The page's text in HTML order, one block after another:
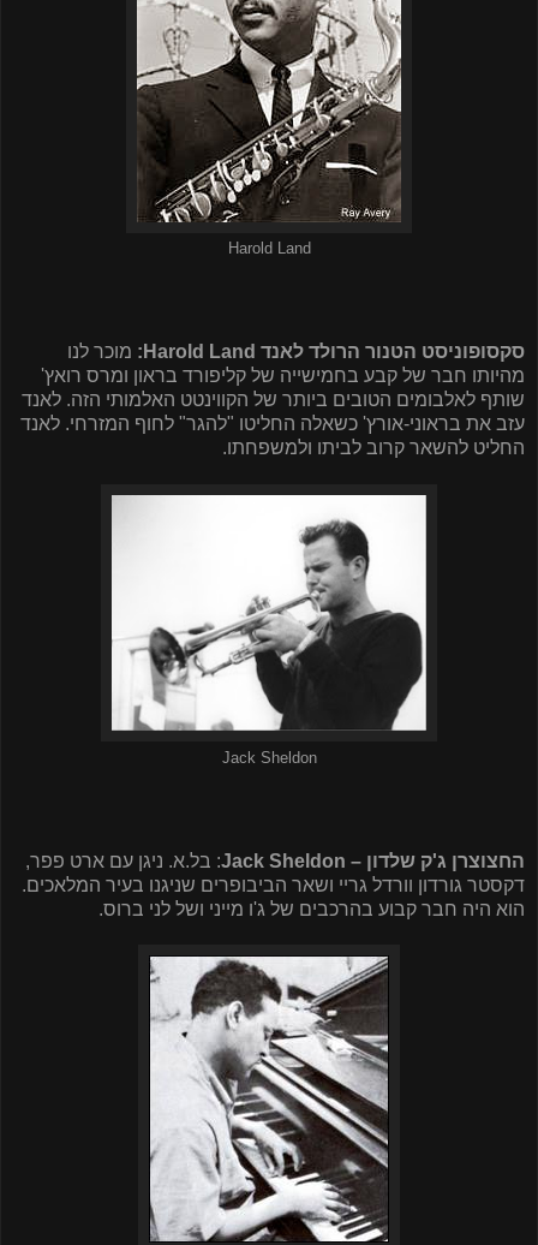
Harold Land
סקסופוניסט הטנור הרולד לאנד :Harold Land מוכר לנו
מהיותו חבר של קבע בחמישייה של קליפורד בראון ומרס רואץ'
שותף לאלבומים הטובים ביותר של הקווינטט האלמותי הזה. לאנד
עזב את בראוני-אורץ' כשאלה החליטו "להגר" לחוף המזרחי. לאנד
החליט להשאר קרוב לביתו ולמשפחתו.
Jack Sheldon
החצוצרן ג'ק שלדון – Jack Sheldon: בל.א. ניגן עם ארט פפר,
דקסטר גורדון וורדל גריי ושאר הביבופרים שניגנו בעיר המלאכים.
הוא היה חבר קבוע בהרכבים של ג'ו מייני ושל לני ברוס.